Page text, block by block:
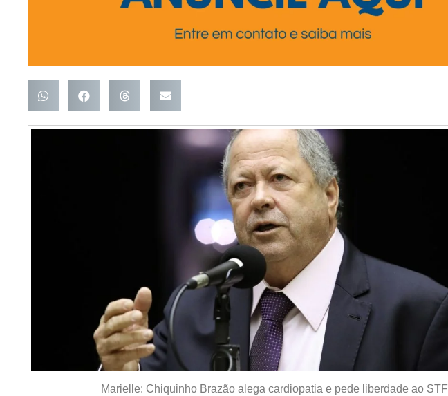
Marielle: Chiquinho Brazão alega cardiopatia e pede liberdade ao STF